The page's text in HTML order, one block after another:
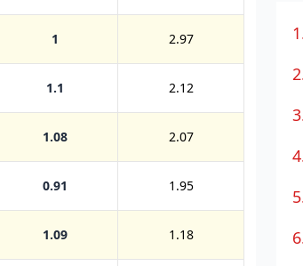
1 2.97
1.1 2.12
1.08 2.07
0.91 1.95
1.09 1.18